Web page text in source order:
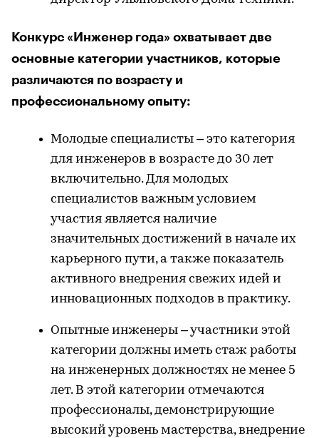
Конкурс «Инженер года» охватывает две
основные категории участников, которые
различаются по возрасту и
профессиональному опыту:
Молодые специалисты – это категория
для инженеров в возрасте до 30 лет
включительно. Для молодых
специалистов важным условием
участия является наличие
значительных достижений в начале их
карьерного пути, а также показатель
активного внедрения свежих идей и
инновационных подходов в практику.
Опытные инженеры – участники этой
категории должны иметь стаж работы
на инженерных должностях не менее 5
лет. В этой категории отмечаются
профессионалы, демонстрирующие
высокий уровень мастерства, внедрение